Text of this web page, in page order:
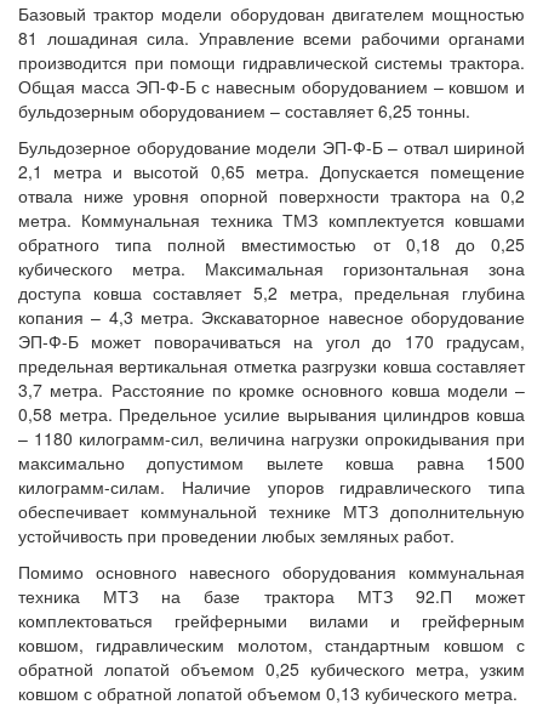
Базовый трактор модели оборудован двигателем мощностью
81 лошадиная сила. Управление всеми рабочими органами
производится при помощи гидравлической системы трактора.
Общая масса ЭП-Ф-Б с навесным оборудованием – ковшом и
бульдозерным оборудованием – составляет 6,25 тонны.
Бульдозерное оборудование модели ЭП-Ф-Б – отвал шириной
2,1 метра и высотой 0,65 метра. Допускается помещение
отвала ниже уровня опорной поверхности трактора на 0,2
метра. Коммунальная техника ТМЗ комплектуется ковшами
обратного типа полной вместимостью от 0,18 до 0,25
кубического метра. Максимальная горизонтальная зона
доступа ковша составляет 5,2 метра, предельная глубина
копания – 4,3 метра. Экскаваторное навесное оборудование
ЭП-Ф-Б может поворачиваться на угол до 170 градусам,
предельная вертикальная отметка разгрузки ковша составляет
3,7 метра. Расстояние по кромке основного ковша модели –
0,58 метра. Предельное усилие вырывания цилиндров ковша
– 1180 килограмм-сил, величина нагрузки опрокидывания при
максимально допустимом вылете ковша равна 1500
килограмм-силам. Наличие упоров гидравлического типа
обеспечивает коммунальной технике МТЗ дополнительную
устойчивость при проведении любых земляных работ.
Помимо основного навесного оборудования коммунальная
техника МТЗ на базе трактора МТЗ 92.П может
комплектоваться грейферными вилами и грейферным
ковшом, гидравлическим молотом, стандартным ковшом с
обратной лопатой объемом 0,25 кубического метра, узким
ковшом с обратной лопатой объемом 0,13 кубического метра.